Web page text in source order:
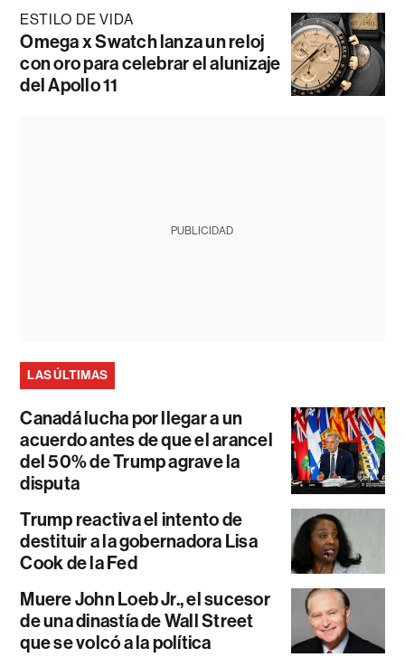
ESTILO DE VIDA
Omega x Swatch lanza un reloj
con oro para celebrar el alunizaje
del Apollo 11
PUBLICIDAD
LAS ÚLTIMAS
Canadá lucha por llegar a un
acuerdo antes de que el arancel
del 50% de Trump agrave la
disputa
Trump reactiva el intento de
destituir a la gobernadora Lisa
Cook de la Fed
Muere John Loeb Jr., el sucesor
de una dinastía de Wall Street
que se volcó a la política